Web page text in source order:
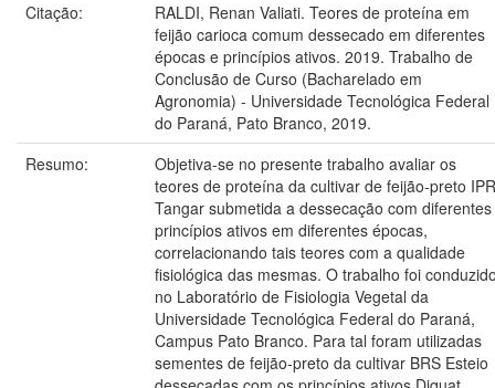
Citação:
RALDI, Renan Valiati. Teores de proteína em
feijão carioca comum dessecado em diferentes
épocas e princípios ativos. 2019. Trabalho de
Conclusão de Curso (Bacharelado em
Agronomia) - Universidade Tecnológica Federal
do Paraná, Pato Branco, 2019.
Resumo:
Objetiva-se no presente trabalho avaliar os
teores de proteína da cultivar de feijão-preto IPR
Tangar submetida a dessecação com diferentes
princípios ativos em diferentes épocas,
correlacionando tais teores com a qualidade
fisiológica das mesmas. O trabalho foi
no Laboratório de Fisiologia Vegetal da
Universidade Tecnológica Federal do Paraná,
Campus Pato Branco. Para tal foram utilizadas
sementes de feijão-preto da cultivar BRS Esteio